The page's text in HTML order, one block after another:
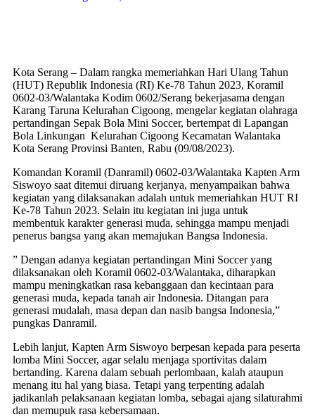
Kota Serang – Dalam rangka memeriahkan Hari Ulang Tahun
(HUT) Republik Indonesia (RI) Ke-78 Tahun 2023, Koramil
0602-03/Walantaka Kodim 0602/Serang bekerjasama dengan
Karang Taruna Kelurahan Cigoong, mengelar kegiatan olahraga
pertandingan Sepak Bola Mini Soccer, bertempat di Lapangan
Bola Linkungan Kelurahan Cigoong Kecamatan Walantaka
Kota Serang Provinsi Banten, Rabu (09/08/2023).
Komandan Koramil (Danramil) 0602-03/Walantaka Kapten Arm
Siswoyo saat ditemui diruang kerjanya, menyampaikan bahwa
kegiatan yang dilaksanakan adalah untuk memeriahkan HUT RI
Ke-78 Tahun 2023. Selain itu kegiatan ini juga untuk
membentuk karakter generasi muda, sehingga mampu menjadi
penerus bangsa yang akan memajukan Bangsa Indonesia.
” Dengan adanya kegiatan pertandingan Mini Soccer yang
dilaksanakan oleh Koramil 0602-03/Walantaka, diharapkan
mampu meningkatkan rasa kebanggaan dan kecintaan para
generasi muda, kepada tanah air Indonesia. Ditangan para
generasi mudalah, masa depan dan nasib bangsa Indonesia,”
pungkas Danramil.
Lebih lanjut, Kapten Arm Siswoyo berpesan kepada para peserta
lomba Mini Soccer, agar selalu menjaga sportivitas dalam
bertanding. Karena dalam sebuah perlombaan, kalah ataupun
menang itu hal yang biasa. Tetapi yang terpenting adalah
jadikanlah pelaksanaan kegiatan lomba, sebagai ajang silaturahmi
dan memupuk rasa kebersamaan.